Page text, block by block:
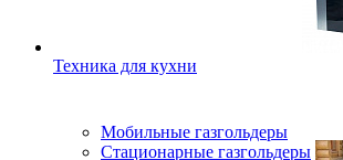
Техника для кухни
Мобильные газгольдеры
Стационарные газгольдеры